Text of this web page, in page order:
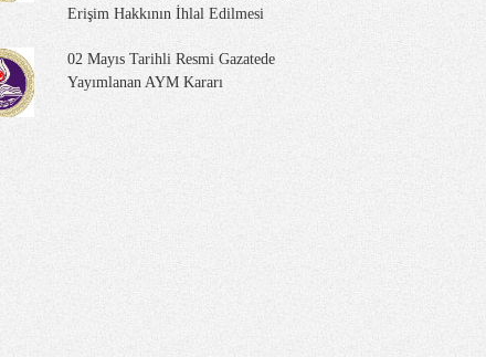
Erişim Hakkının İhlal Edilmesi
02 Mayıs Tarihli Resmi Gazatede
Yayımlanan AYM Kararı